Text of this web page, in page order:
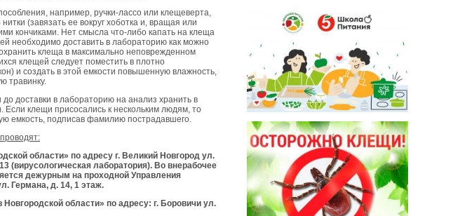
например, ручки-лассо или клещеверта,
(завязать ее вокруг хоботка и, вращая или
кончиками. Нет смысла что-либо капать на клеща
необходимо доставить в лабораторию как можно
клеща в максимально неповрежденном
клещей следует поместить в плотно
и создать в этой емкости повышенную влажность,
травинку.
доставки в лабораторию на анализ хранить в
Если клещи присосались к нескольким людям, то
емкость, подписав фамилию пострадавшего.
области» по адресу г. Великий Новгород ул.
(вирусологическая лаборатория). Во внерабочее
дежурным на проходной Управления
Германа, д. 14, 1 этаж.
области» по адресу: г. Боровичи ул.